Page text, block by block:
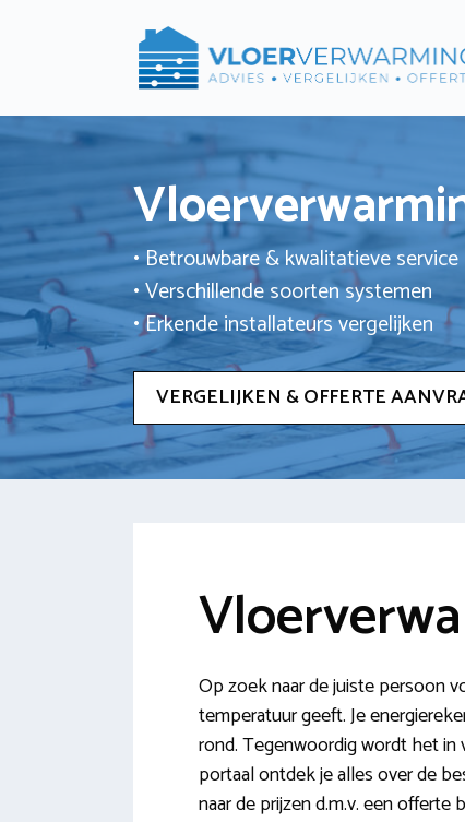
• Betrouwbare & kwalitatieve service
• Verschillende soorten systemen
• Erkende installateurs vergelijken
VERGELIJKEN & OFFERTE
Op zoek naar de juiste persoon
temperatuur geeft. Je
rond. Tegenwoordig wordt het
portaal ontdek je alles over de
naar de prijzen d.m.v. een offerte